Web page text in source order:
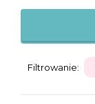
Filtrowanie: